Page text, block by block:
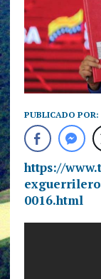
PUBLICADO POR:
https://
0016.html